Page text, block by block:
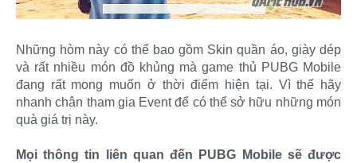
Những hòm này có thể bao gồm Skin quần áo, giày dép
và rất nhiều món đồ khủng mà game thủ PUBG Mobile
đang rất mong muốn ở thời điểm hiện tại. Vì thế hãy
nhanh chân tham gia Event để có thể sở hữu những món
quà giá trị này.
Mọi thông tin liên quan đến PUBG Mobile sẽ được